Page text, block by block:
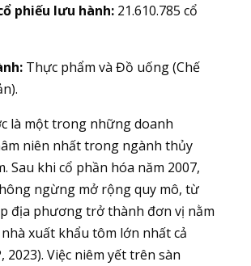
phiếu lưu hành:21.610.785 cổ
Thực phẩm và Đồ uống (Chế
là một trong những doanh
niên nhất trong ngành thủy
Sau khi cổ phần hóa năm 2007,
ngừng mở rộng quy mô, từ
địa phương trở thành đơn vị nằm
xuất khẩu tôm lớn nhất cả
2023). Việc niêm yết trên sàn